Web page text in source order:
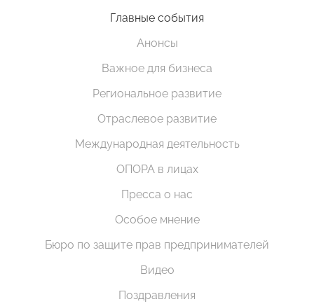
Главные события
Анонсы
Важное для бизнеса
Региональное развитие
Отраслевое развитие
Международная деятельность
ОПОРА в лицах
Пресса о нас
Особое мнение
Бюро по защите прав предпринимателей
Видео
Поздравления